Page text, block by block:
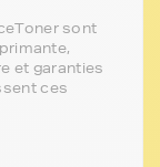
sont
et garanties
ces